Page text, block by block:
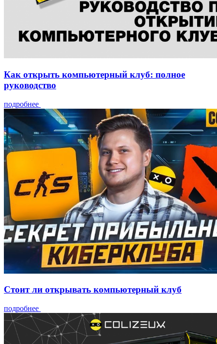
Как открыть компьютерный клуб: полное
руководство
подробнее
Стоит ли открывать компьютерный клуб
подробнее